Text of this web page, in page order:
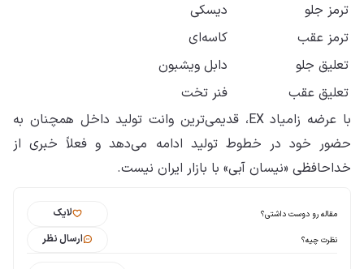
ترمز جلو
دیسکی
ترمز عقب
کاسه‌ای
تعلیق جلو
دابل ویشبون
تعلیق عقب
فنر تخت
با عرضه زامیاد EX، قدیمی‌ترین وانت تولید داخل همچنان به
حضور خود در خطوط تولید ادامه می‌دهد و فعلاً خبری از
خداحافظی «نیسان آبی» با بازار ایران نیست.
مقاله رو دوست داشتی؟ لایک
نظرت چیه؟ ارسال نظر